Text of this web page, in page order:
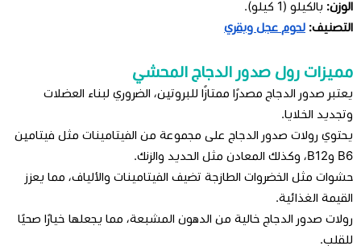
الوزن: بالكيلو (1 كيلو).
التصنيف: لحوم عجل وبقري
مميزات رول صدور الدجاج المحشي
يعتبر صدور الدجاج مصدرًا ممتازًا للبروتين، الضروري لبناء العضلات
وتجديد الخلايا.
يحتوي رولات صدور الدجاج على مجموعة من الفيتامينات مثل فيتامين
B6 وB12، وكذلك المعادن مثل الحديد والزنك.
حشوات مثل الخضروات الطازجة تضيف الفيتامينات والألياف، مما يعزز
القيمة الغذائية.
رولات صدور الدجاج خالية من الدهون المشبعة، مما يجعلها خيارًا صحيًا
للقلب.